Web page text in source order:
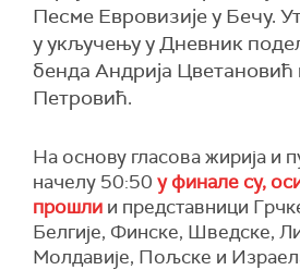
Песме Евровизије у Бечу.
у укључењу у Дневник
бенда Андрија
Петровић.
На основу гласова жирија и
начелу 50:50 у финале су,
прошли и представници
Белгије, Финске, Шведске,
Молдавије, Пољске и